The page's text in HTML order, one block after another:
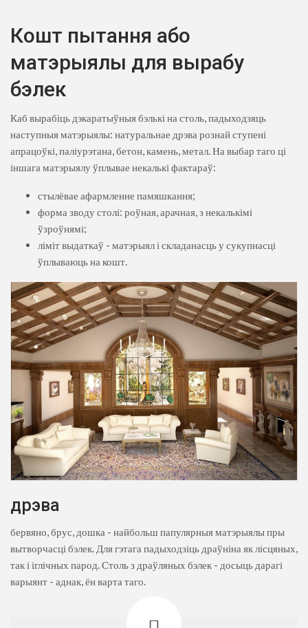
Кошт пытання або
матэрыялы для вырабу
бэлек
Каб вырабіць дэкаратыўныя бэлькі на столь, падыходзяць
наступныя матэрыялы: натуральнае дрэва рознай ступені
апрацоўкі, паліурэтана, бетон, камень, метал. На выбар таго ці
іншага матэрыялу ўплывае некалькі фактараў:
стылёвае афармленне памяшкання;
форма зводу столі: роўная, арачная, з некалькімі
ўзроўнямі;
ліміт выдаткаў - матэрыял і складанасць у сукупнасці
ўплываюць на кошт.
дрэва
бервяно, брус, дошка - найбольш папулярныя матэрыялы пры
вытворчасці бэлек. Для гэтага падыходзіць драўніна як лісцяных,
так і іглічных парод. Столь з драўляных бэлек - досыць дарагі
варыянт - аднак, ён варта таго.